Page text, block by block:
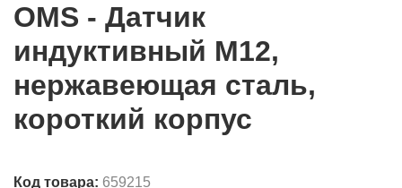
OMS - Датчик
индуктивный M12,
нержавеющая сталь,
короткий корпус
Код товара: 659215